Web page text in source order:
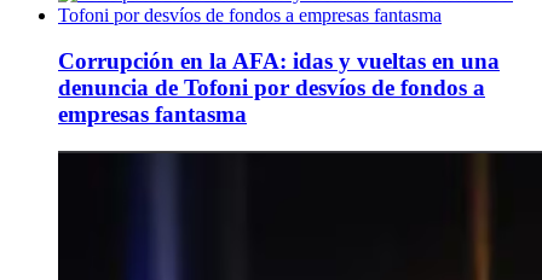
Corrupción en la AFA: idas y vueltas en una
denuncia de Tofoni por desvíos de fondos a
empresas fantasma